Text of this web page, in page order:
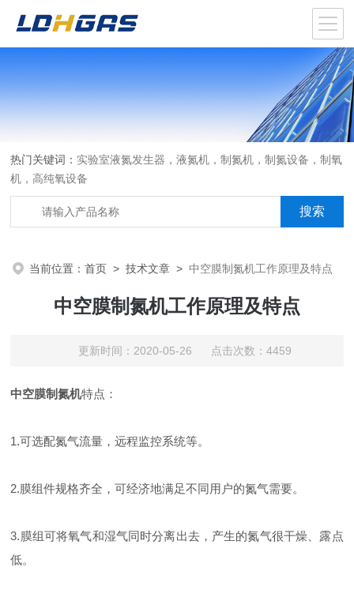
热门关键词： 实验室液氮发生器，液氮机，制氮机，制氮设备，制氧
机，高纯氧设备
当前位置：首页 >技术文章 >中空膜制氮机工作原理及特点
中空膜制氮机工作原理及特点
更新时间：2020-05-26 点击次数：4459
中空膜制氮机特点：
1.可选配氮气流量，远程监控系统等。
2.膜组件规格齐全，可经济地满足不同用户的氮气需要。
3.膜组可将氧气和湿气同时分离出去，产生的氮气很干燥、露点
低。